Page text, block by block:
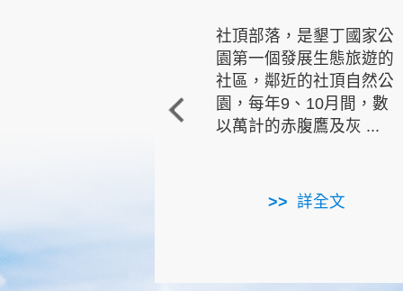
社頂部落，是墾丁國家公
園第一個發展生態旅遊的
社區，鄰近的社頂自然公
園，每年9、10月間，數
以萬計的赤腹鷹及灰 ...
詳全文